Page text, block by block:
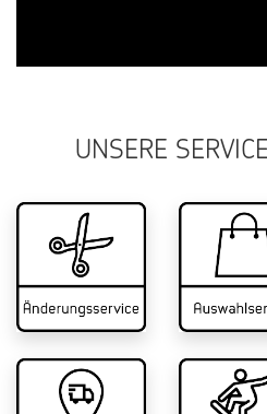
UNSERE